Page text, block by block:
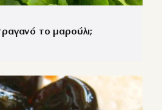
το μαρούλι;